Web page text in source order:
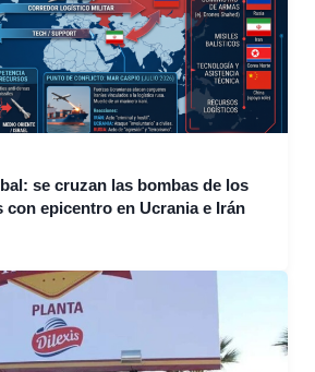
se cruzan las bombas de los
epicentro en Ucrania e Irán